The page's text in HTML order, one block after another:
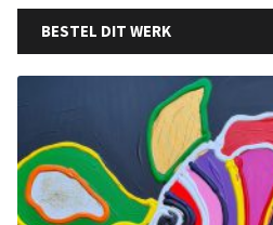
BESTEL DIT WERK